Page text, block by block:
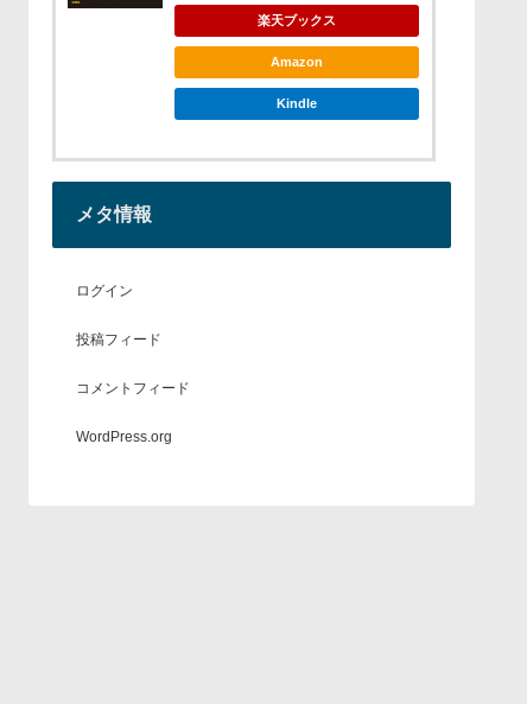
楽天ブックス
Amazon
Kindle
メタ情報
ログイン
投稿フィード
コメントフィード
WordPress.org